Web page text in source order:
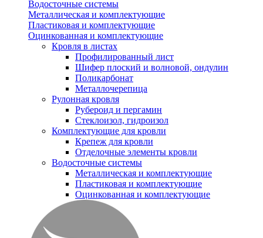
Водосточные системы
Металлическая и комплектующие
Пластиковая и комплектующие
Оцинкованная и комплектующие
Кровля в листах
Профилированный лист
Шифер плоский и волновой, ондулин
Поликарбонат
Металлочерепица
Рулонная кровля
Рубероид и пергамин
Стеклоизол, гидроизол
Комплектующие для кровли
Крепеж для кровли
Отделочные элементы кровли
Водосточные системы
Металлическая и комплектующие
Пластиковая и комплектующие
Оцинкованная и комплектующие